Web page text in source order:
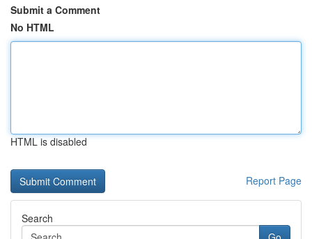
Submit a Comment
No HTML
HTML is disabled
Report Page
Search